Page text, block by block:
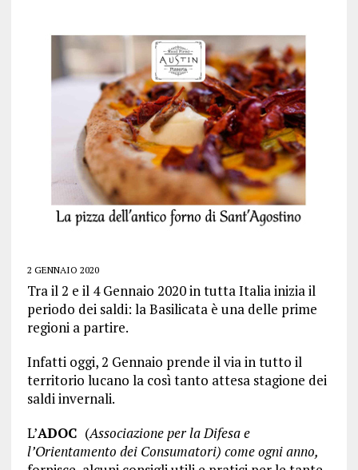
2 GENNAIO 2020
Tra il 2 e il 4 Gennaio 2020 in tutta Italia inizia il
periodo dei saldi: la Basilicata è una delle prime
regioni a partire.
Infatti oggi, 2 Gennaio prende il via in tutto il
territorio lucano la così tanto attesa stagione dei
saldi invernali.
L’ADOC (Associazione per la Difesa e
l’Orientamento dei Consumatori) come ogni anno,